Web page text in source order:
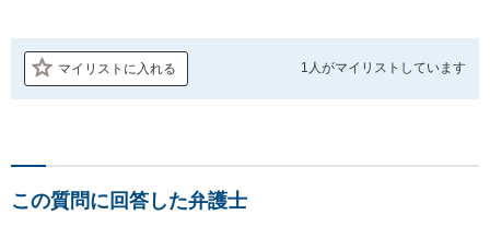
マイリストに入れる 1人がマイリストしています
この質問に回答した弁護士